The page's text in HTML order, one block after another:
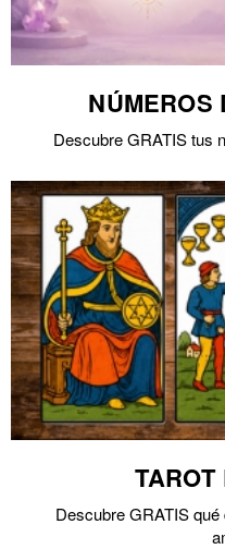
NÚMEROS
Descubre GRATIS tus
Descubre GRATIS